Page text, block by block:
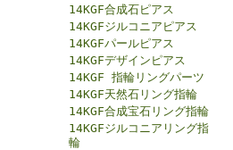
14KGF合成石ピアス
14KGFジルコニアピアス
14KGFパールピアス
14KGFデザインピアス
14KGF 指輪リングパーツ
14KGF天然石リング指輪
14KGF合成宝石リング指輪
14KGFジルコニアリング指
輪